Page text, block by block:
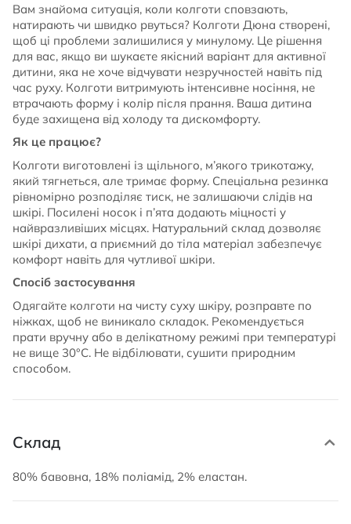
Вам знайома ситуація, коли колготи сповзають,
натирають чи швидко рвуться? Колготи Дюна створені,
щоб ці проблеми залишилися у минулому. Це рішення
для вас, якщо ви шукаєте якісний варіант для активної
дитини, яка не хоче відчувати незручностей навіть під
час руху. Колготи витримують інтенсивне носіння, не
втрачають форму і колір після прання. Ваша дитина
буде захищена від холоду та дискомфорту.
Як це працює?
Колготи виготовлені із щільного, м’якого трикотажу,
який тягнеться, але тримає форму. Спеціальна резинка
рівномірно розподіляє тиск, не залишаючи слідів на
шкірі. Посилені носок і п’ята додають міцності у
найвразливіших місцях. Натуральний склад дозволяє
шкірі дихати, а приємний до тіла матеріал забезпечує
комфорт навіть для чутливої шкіри.
Спосіб застосування
Одягайте колготи на чисту суху шкіру, розправте по
ніжках, щоб не виникало складок. Рекомендується
прати вручну або в делікатному режимі при температурі
не вище 30°C. Не відбілювати, сушити природним
способом.
Склад
80% бавовна, 18% поліамід, 2% еластан.